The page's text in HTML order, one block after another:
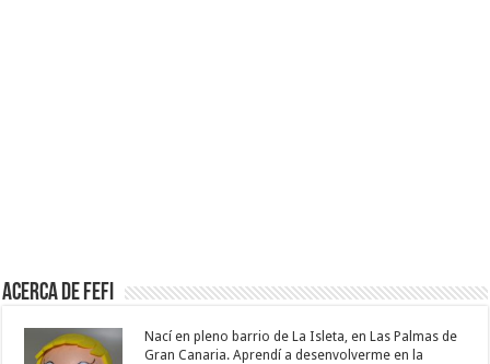
Acerca de Fefi
Nací en pleno barrio de La Isleta, en Las Palmas de
Gran Canaria. Aprendí a desenvolverme en la